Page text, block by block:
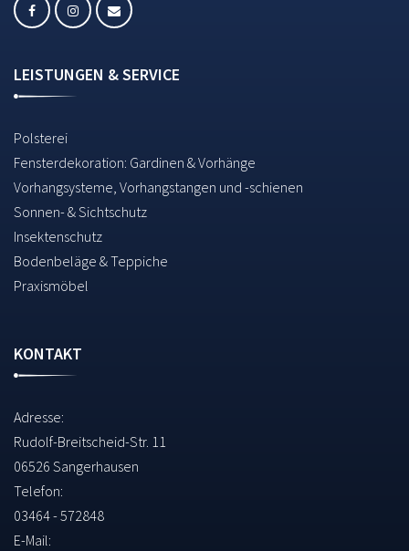
LEISTUNGEN & SERVICE
Polsterei
Fensterdekoration: Gardinen & Vorhänge
Vorhangsysteme, Vorhangstangen und -schienen
Sonnen- & Sichtschutz
Insektenschutz
Bodenbeläge & Teppiche
Praxismöbel
KONTAKT
Adresse:
Rudolf-Breitscheid-Str. 11
06526 Sangerhausen
Telefon:
03464 - 572848
E-Mail: